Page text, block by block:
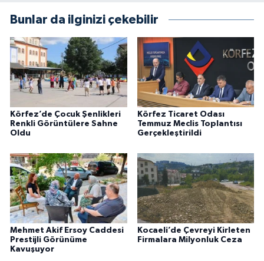
Bunlar da ilginizi çekebilir
Körfez’de Çocuk Şenlikleri
Renkli Görüntülere Sahne
Oldu
Körfez Ticaret Odası
Temmuz Meclis Toplantısı
Gerçekleştirildi
Mehmet Akif Ersoy Caddesi
Prestijli Görünüme
Kavuşuyor
Kocaeli’de Çevreyi Kirleten
Firmalara Milyonluk Ceza